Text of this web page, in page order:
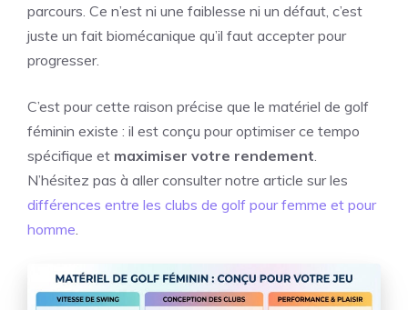
parcours. Ce n’est ni une faiblesse ni un défaut, c’est
juste un fait biomécanique qu’il faut accepter pour
progresser.
C’est pour cette raison précise que le matériel de golf
féminin existe : il est conçu pour optimiser ce tempo
spécifique et maximiser votre rendement
N’hésitez pas à aller consulter notre article sur les
différences entre les clubs de golf pour femme et pour
homme